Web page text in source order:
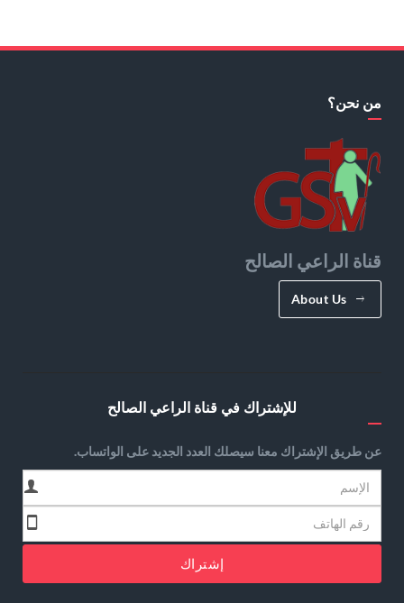
من نحن؟
قناة الراعي الصالح
About Us
للإشتراك في قناة الراعي الصالح
عن طريق الإشتراك معنا سيصلك العدد الجديد على الواتساب.
إشتراك